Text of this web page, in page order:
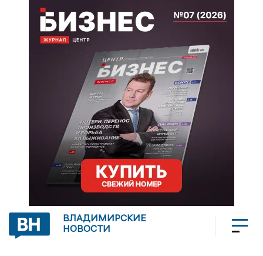
ВЛАДИМИРСКИЕ
НОВОСТИ